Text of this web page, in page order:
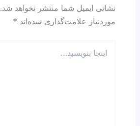
نشانی ایمیل شما منتشر نخواهد شد.
موردنیاز علامت‌گذاری شده‌اند *
بنویسید…